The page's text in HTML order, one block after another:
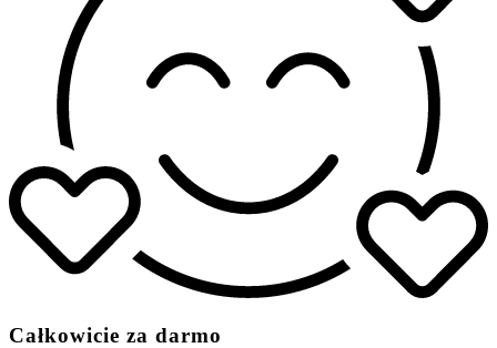
Całkowicie za darmo